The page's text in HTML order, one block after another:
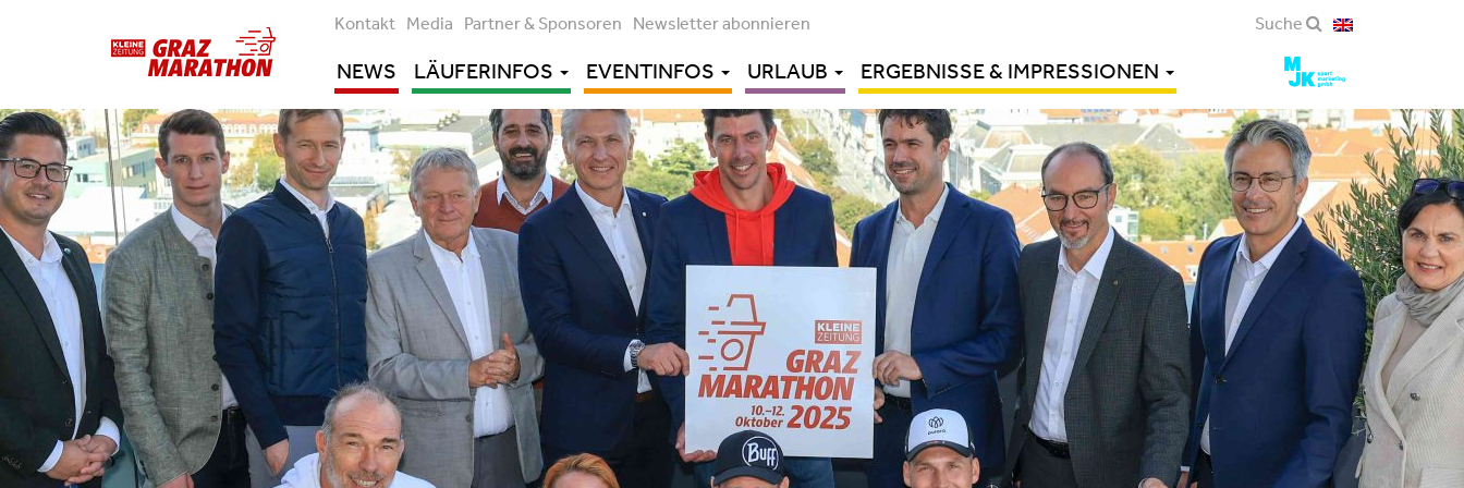
Kontakt Media Partner & Sponsoren Newsletter abonnieren Suche
NEWS LÄUFERINFOS EVENTINFOS URLAUB ERGEBNISSE & IMPRESSIONEN